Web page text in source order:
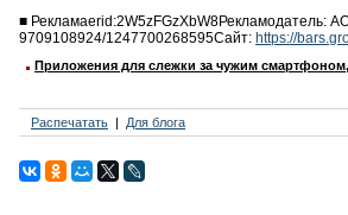
■ Рекламаerid:2W5zFGzXbW8Рекламодатель:
9709108924/1247700268595Сайт: https://
Приложения для слежки за чужим
Распечатать Для блога